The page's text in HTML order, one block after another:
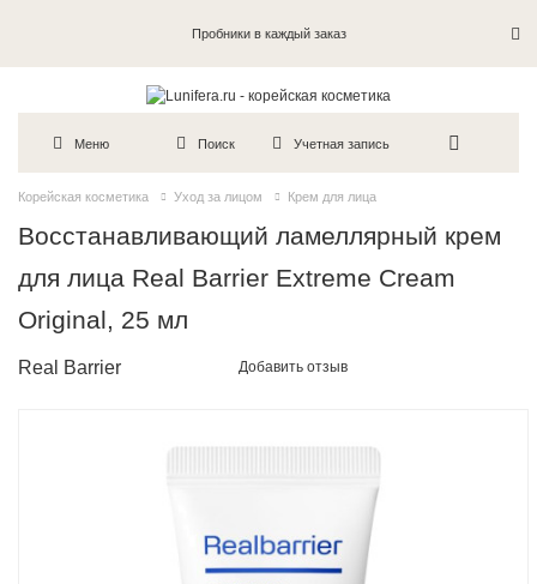
Пробники в каждый заказ
Меню Поиск Учетная запись
Корейская косметика Уход за лицом Крем для лица
Восстанавливающий ламеллярный крем
для лица Real Barrier Extreme Cream
Original, 25 мл
Real Barrier Добавить отзыв